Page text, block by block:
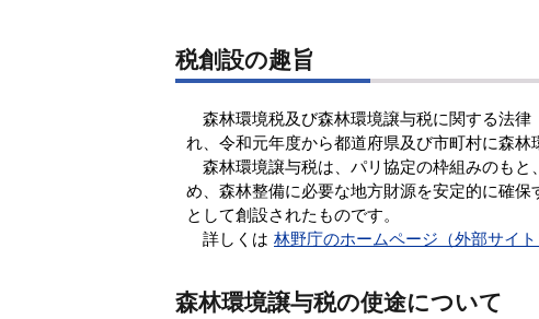
税創設の趣旨
森林環境税及び森林環境譲与税に関する法律
れ、令和元年度から都道府県及び市町村に森林
森林環境譲与税は、パリ協定の枠組みのもと
め、森林整備に必要な地方財源を安定的に確
として創設されたものです。
詳しくは 林野庁のホームページ（外部サイト
森林環境譲与税の使途について